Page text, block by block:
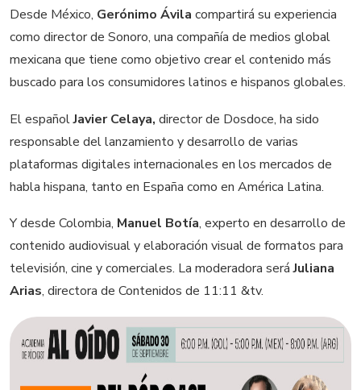
Desde México, Gerónimo Ávila compartirá su experiencia
como director de Sonoro, una compañía de medios global
mexicana que tiene como objetivo crear el contenido más
buscado para los consumidores latinos e hispanos globales.
El españolJavier Celaya, director de Dosdoce, ha sido
responsable del lanzamiento y desarrollo de varias
plataformas digitales internacionales en los mercados de
habla hispana, tanto en España como en América Latina.
Y desde Colombia, Manuel Botía, experto en desarrollo de
contenido audiovisual y elaboración visual de formatos para
televisión, cine y comerciales. La moderadora seráJuliana
Arias, directora de Contenidos de 11:11 &tv.